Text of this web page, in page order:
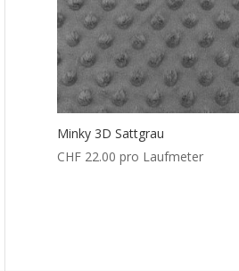
Minky 3D Sattgrau
CHF22.00 pro Laufmeter